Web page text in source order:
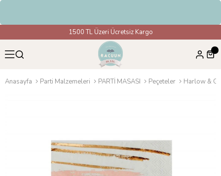
1500 TL Üzeri Ücretsiz Kargo
Anasayfa Parti Malzemeleri PARTİ MASASI Peçeteler Harlow &